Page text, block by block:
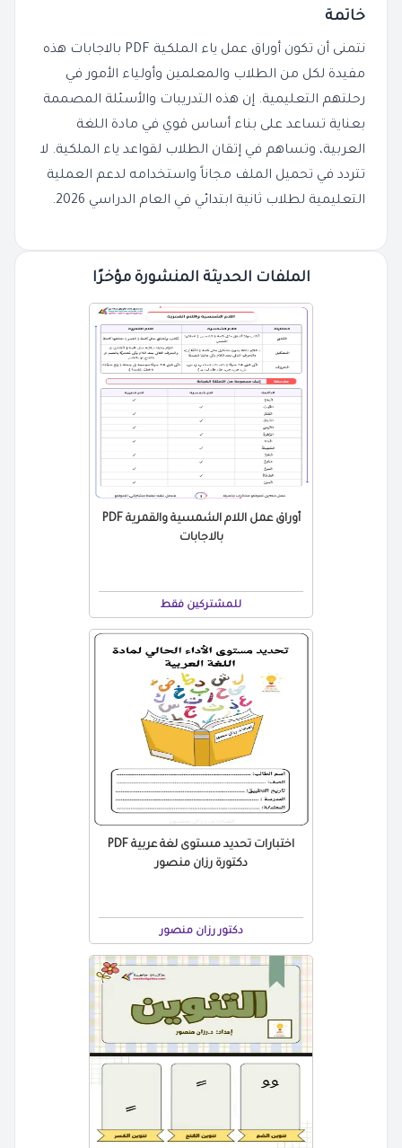
خاتمة
نتمنى أن تكون أوراق عمل ياء الملكية PDF بالاجابات هذه
مفيدة لكل من الطلاب والمعلمين وأولياء الأمور في
رحلتهم التعليمية. إن هذه التدريبات والأسئلة المصممة
بعناية تساعد على بناء أساس قوي في مادة اللغة
العربية، وتساهم في إتقان الطلاب لقواعد ياء الملكية. لا
تتردد في تحميل الملف مجاناً واستخدامه لدعم العملية
التعليمية لطلاب ثانية ابتدائي في العام الدراسي 2026.
الملفات الحديثة المنشورة مؤخرًا
أوراق عمل اللام الشمسية والقمرية PDF
بالاجابات
للمشتركين فقط
اختبارات تحديد مستوى لغة عربية PDF
دكتورة رزان منصور
دكتور رزان منصور